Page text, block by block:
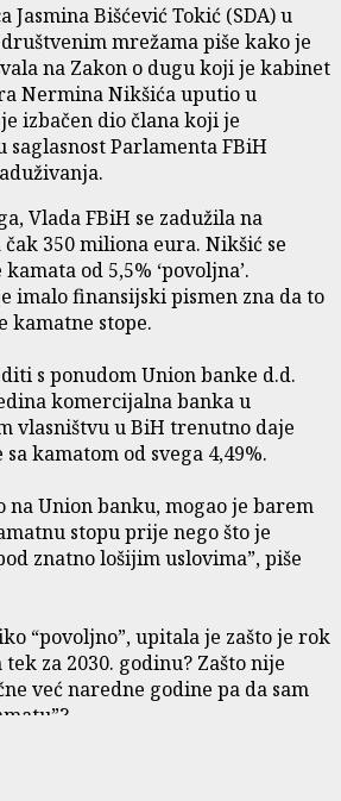
Jasmina Bišćević Tokić (SDA) u
mrežama piše kako je
na Zakon o dugu koji je kabinet
Nermina Nikšića uputio u
izbačen dio člana koji je
saglasnost Parlamenta FBiH
Vlada FBiH se zadužila na
350 miliona eura. Nikšić se
od 5,5% ‘povoljna’.
imalo finansijski pismen zna da to
kamatne stope.
s ponudom Union banke d.d.
komercijalna banka u
vlasništvu u BiH trenutno daje
kamatom od svega 4,49%.
na Union banku, mogao je barem
stopu prije nego što je
znatno lošijim uslovima”, piše
“povoljno”, upitala je zašto je rok
za 2030. godinu? Zašto nije
već naredne godine pa da sam